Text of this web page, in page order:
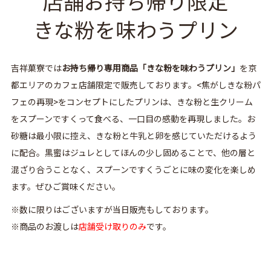
きな粉を味わうプリン
吉祥菓寮ではお持ち帰り専用商品「きな粉を味わうプリン」 を京
都エリアのカフェ店舗限定で販売しております。<焦がしきな粉パ
フェの再現>をコンセプトにしたプリンは、きな粉と生クリーム
をスプーンですくって食べる、一口目の感動を再現しました。お
砂糖は最小限に控え、きな粉と牛乳と卵を感じていただけるよう
に配合。黒蜜はジュレとしてほんの少し固めることで、他の層と
混ざり合うことなく、スプーンですくうごとに味の変化を楽しめ
ます。ぜひご賞味ください。
※数に限りはございますが当日販売もしております。
※商品のお渡しは店舗受け取りのみです。